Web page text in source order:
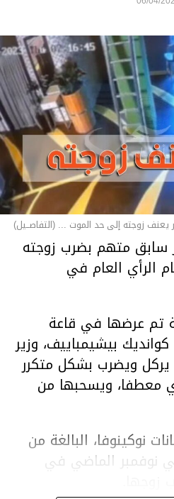
يعنف زوجته إلى حد الموت ... (التفاصــيل)
سابق متهم بضرب زوجته
الرأي العام في
تم عرضها في قاعة
بيشيمباييف، وزير
يركل ويضرب بشكل متكرر
معطفا، ويسحبها من
نوكينوفا، البالغة من
في نوفمبر الماضي في